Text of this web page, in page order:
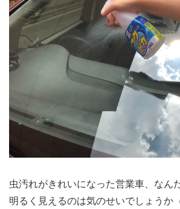
虫汚れがきれいになった営業車、なん
明るく見えるのは気のせいでしょうか